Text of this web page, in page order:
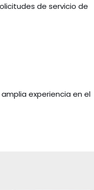
de servicio de
experiencia en el